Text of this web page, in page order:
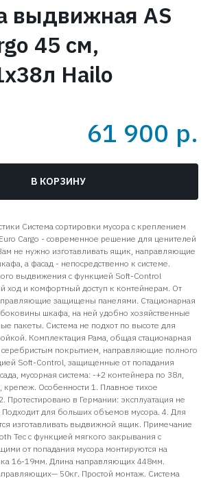
выдвижная AS
45 см,
Hailo
61 900 р.
В КОРЗИНУ
Система сортировки мусора с креплением
Cargo - современное решение для ценителей
не нужно изготавливать ящик, направляющие
а фасад - непосредственно к системе.
выдвижения с функцией Soft-Control
ход и комфортный доступ к контейнерам. От
защищены панелями. Стационарная
шкафа, на ней удобно хозяйственные
пакеты. Система не подхот по высоте для
Комплектация Рама, общая стационарная
серебристым покрытием, направляющие полного
Soft-Control, защищенные от попадания
мусорная система: -+2 контейнера по 38л,
Особенности 1. Плавное тихое
Протестировано в Германии: эксплуатация не
для больших объемов мусора. 4. Для
изготавливать выдвижной ящик. Примечание
Tec с функцией мягкого закрывания с
от попадания мусора монтируются на
16-19мм. Длина направляющих 448мм.
50кг. Простой монтаж. Система